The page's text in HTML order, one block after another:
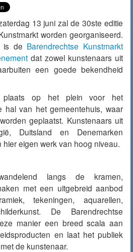
13 juni zal de 30ste editie
worden georganiseerd.
is de Barendrechtse Kunstmarkt
dat zowel kunstenaars uit
een goede bekendheid
plaats op het plein voor het
hal van het gemeentehuis, waar
geplaatst. Kunstenaars uit
Duitsland en Denemarken
eigen werk van hoog niveau.
langs de kramen,
met een uitgebreid aanbod
tekeningen, aquarellen,
De Barendrechtse
manier een breed scala aan
en laat het publiek
de kunstenaar.